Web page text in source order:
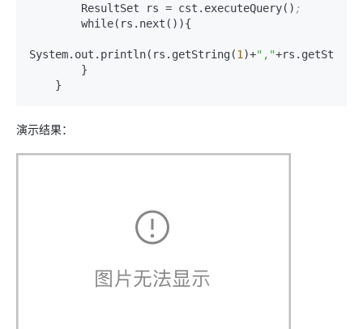
        ResultSet rs = cst.executeQuery()
;
System.out.println(rs.getString(1 )+","
    }
演示结果：